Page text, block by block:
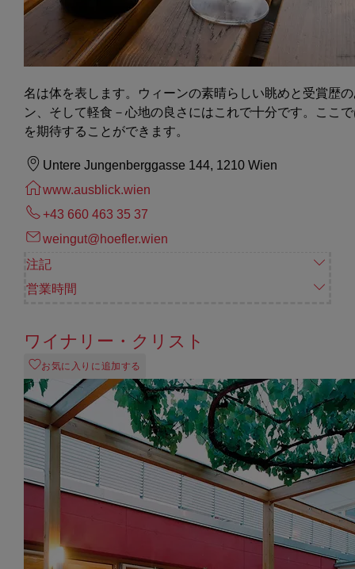
名は体を表します。ウィーンの素晴らしい眺めと受賞歴
ン、そして軽食－心地の良さにはこれで十分です。ここ
を期待することができます。
Untere Jungenberggasse 144, 1210 Wien
www.ausblick.wien
+43 660 463 35 37
weingut@hoefler.wien
注記
営業時間
ワイナリー・クリスト
お気に入りに追加する